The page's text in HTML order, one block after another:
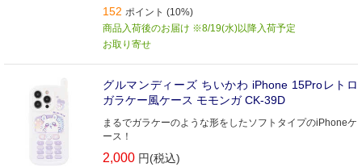
152 ポイント (10%)
商品入荷後のお届け ※8/19(水)以降入荷予定
お取り寄せ
グルマンディーズ ちいかわ iPhone 15Proレトロ
ガラケー風ケース モモンガ CK-39D
まるでガラケーのような形をしたソフトタイプのiPhoneケ
ース！
2,000 円(税込)